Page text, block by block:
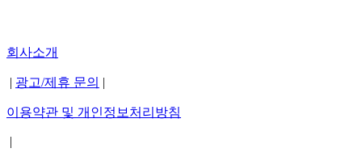
회사소개
광고/제휴 문의
이용약관 및 개인정보처리방침